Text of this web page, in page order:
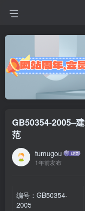
GB50354-2005–
范
tumugou
1年前发布
编号：GB50354-
2005